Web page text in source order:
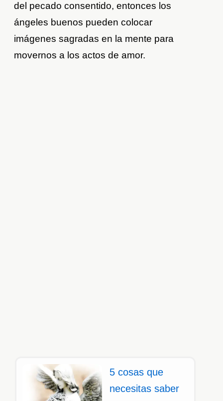
del pecado consentido, entonces los
ángeles buenos pueden colocar
imágenes sagradas en la mente para
movernos a los actos de amor.
5 cosas que
necesitas saber